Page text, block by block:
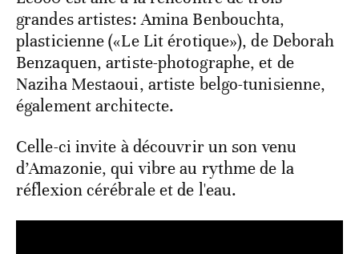
grandes artistes: Amina Benbouchta,
plasticienne («Le Lit érotique»), de Deborah
Benzaquen, artiste-photographe, et de
Naziha Mestaoui, artiste belgo-tunisienne,
également architecte.
Celle-ci invite à découvrir un son venu
d’Amazonie, qui vibre au rythme de la
réflexion cérébrale et de l'eau.